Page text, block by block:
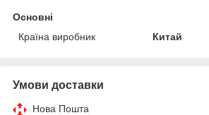
Основні
Країна виробник
Китай
Умови доставки
Нова Пошта